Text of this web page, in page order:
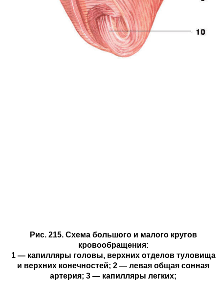
Рис. 215. Схема большого и малого кругов
кровообращения:
1 — капилляры головы, верхних отделов туловища
и верхних конечностей; 2 — левая общая сонная
артерия; 3 — капилляры легких;